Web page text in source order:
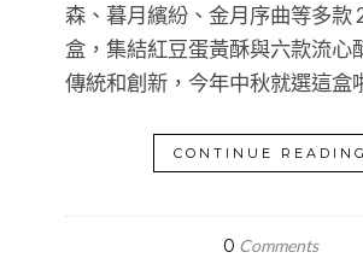
森、暮月繽紛、金月序曲等多款
盒，集結紅豆蛋黃酥與六款流心
傳統和創新，今年中秋就選這盒
CONTINUE READING
0 Comments